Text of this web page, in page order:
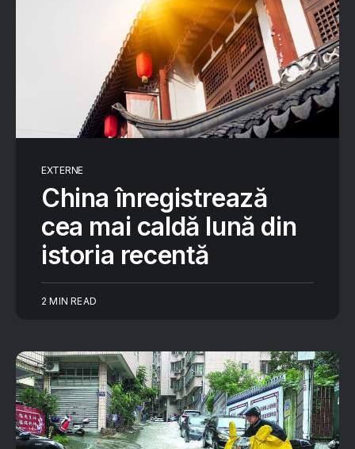
EXTERNE
China înregistrează
cea mai caldă lună din
istoria recentă
2 MIN READ